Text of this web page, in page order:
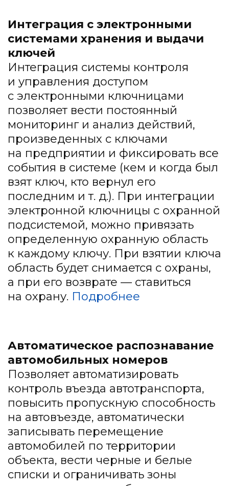
Интеграция с электронными
системами хранения и выдачи
ключей
Интеграция системы контроля
и управления доступом
с электронными ключницами
позволяет вести постоянный
мониторинг и анализ действий,
произведенных с ключами
на предприятии и фиксировать все
события в системе (кем и когда был
взят ключ, кто вернул его
последним и т. д.). При интеграции
электронной ключницы с охранной
подсистемой, можно привязать
определенную охранную область
к каждому ключу. При взятии ключа
область будет снимается с охраны,
а при его возврате — ставиться
на охрану. Подробнее
Автоматическое распознавание
автомобильных номеров
Позволяет автоматизировать
контроль въезда автотранспорта,
повысить пропускную способность
на автовъезде, автоматически
записывать перемещение
автомобилей по территории
объекта, вести черные и белые
списки и ограничивать зоны